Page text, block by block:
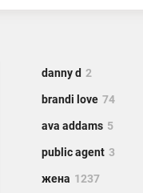
danny d 2
brandi love 74
ava addams 5
public agent 3
жена 1237